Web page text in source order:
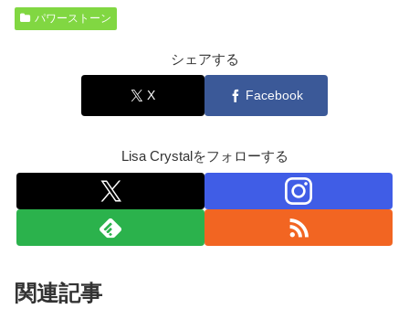
パワーストーン
シェアする
X Facebook
Lisa Crystalをフォローする
関連記事